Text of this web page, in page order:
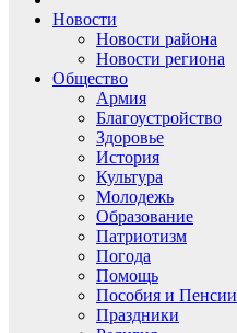
Новости
Новости района
Новости региона
Общество
Армия
Благоустройство
Здоровье
История
Культура
Молодежь
Образование
Патриотизм
Погода
Помощь
Пособия и Пенсии
Праздники